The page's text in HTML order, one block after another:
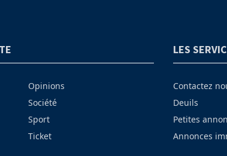
Opinions
Société
Sport
Ticket
LES
Contactez
Deuils
Petites
Annonces